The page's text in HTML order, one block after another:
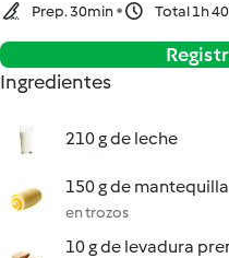
Prep. 30min Total 1h
Ingredientes
210 g de leche
150 g de mantequilla
en trozos
10 g de levadura